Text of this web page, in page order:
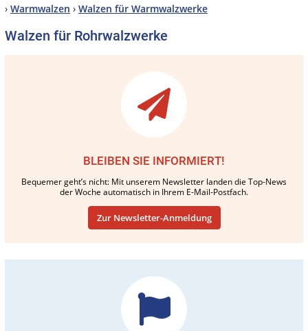
› Warmwalzen › Walzen für Warmwalzwerke
Walzen für Rohrwalzwerke
BLEIBEN SIE INFORMIERT!
Bequemer geht’s nicht: Mit unserem Newsletter landen die Top-News
der Woche automatisch in Ihrem E-Mail-Postfach.
Zur Newsletter-Anmeldung